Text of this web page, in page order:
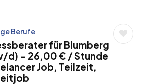
Berufe
für Blumberg
d) – 26,00 € / Stunde
Job, Teilzeit,